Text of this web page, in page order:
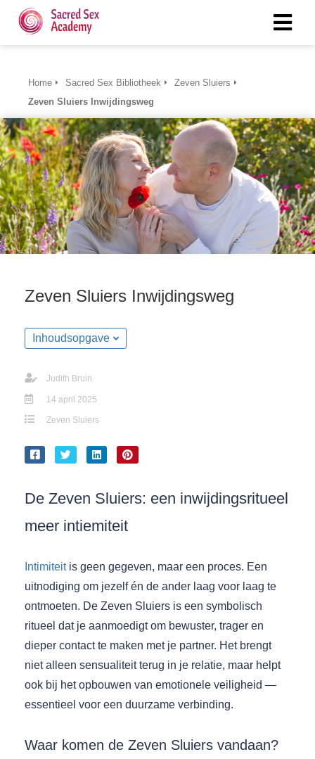
Home Sacred Sex Bibliotheek
Zeven Sluiers
Zeven Sluiers Inwijdingsweg
Zeven Sluiers Inwijdingsweg
Inhoudsopgave
Judith Bruin
14 april 2025
Zeven Sluiers
De Zeven Sluiers: een inwijdingsritueel
meer intiemiteit
Intimiteitis geen gegeven, maar een proces. Een
uitnodiging om jezelf én de ander laag voor laag te
ontmoeten. De Zeven Sluiers is een symbolisch
ritueel dat je aanmoedigt om bewuster, trager en
dieper contact te maken met je partner. Het brengt
niet alleen sensualiteit terug in je relatie, maar helpt
ook bij het opbouwen van emotionele veiligheid —
essentieel voor een duurzame verbinding.
Waar komen de Zeven Sluiers vandaan?